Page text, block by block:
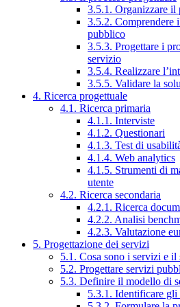
3.5.1. Organizzare il
3.5.2. Comprendere
pubblico
3.5.3. Progettare i
servizio
3.5.4. Realizzare
3.5.5. Validare la
4. Ricerca progettuale
4.1. Ricerca primaria
4.1.1. Interviste
4.1.2. Questionari
4.1.3. Test di
4.1.4. Web analytics
4.1.5. Strumenti di
utente
4.2. Ricerca secondaria
4.2.1. Ricerca
4.2.2. Analisi
4.2.3. Valutazione
5. Progettazione dei servizi
5.1. Cosa sono i servizi e il
5.2. Progettare servizi
5.3. Definire il modello di
5.3.1. Identificare